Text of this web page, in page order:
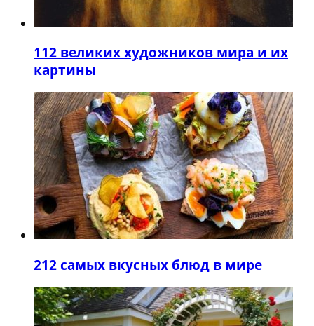
112 великих художников мира и их
картины
212 самых вкусных блюд в мире